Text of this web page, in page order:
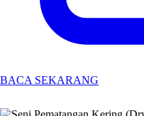
BACA SEKARANG